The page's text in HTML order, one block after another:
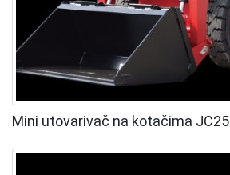
Mini utovarivač na kotačima JC25